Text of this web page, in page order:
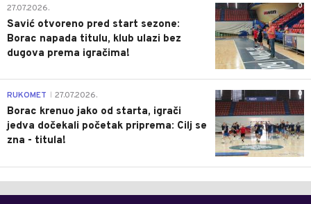
0
27.07.2026.
Savić otvoreno pred start sezone:
Borac napada titulu, klub ulazi bez
dugova prema igračima!
0
RUKOMET 27.07.2026.
Borac krenuo jako od starta, igrači
jedva dočekali početak priprema: Cilj se
zna - titula!